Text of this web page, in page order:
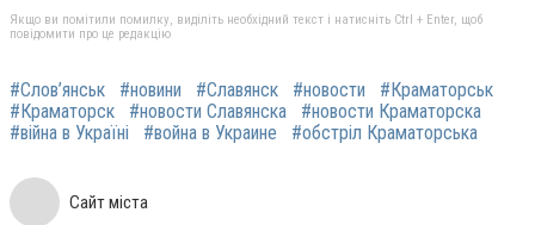
Якщо ви помітили помилку, виділіть необхідний текст і натисніть Ctrl + Enter, щоб
повідомити про це редакцію
#Слов’янськ #новини #Славянск #новости
#Краматорськ
#Краматорск
#новости Славянска
#новости Краматорска
#війна в Україні
#война в Украине #обстріл Краматорська
Сайт міста